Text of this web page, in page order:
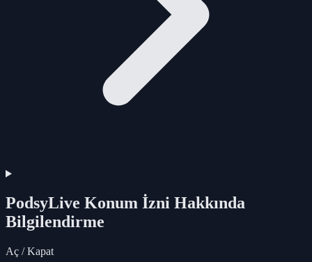
PodsyLive Konum İzni Hakkında
Bilgilendirme
Aç / Kapat